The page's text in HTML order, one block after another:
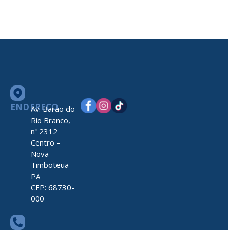
ENDEREÇO
Av. Barão do
Rio Branco,
nº 2312
Centro –
Nova
Timboteua –
PA
CEP: 68730-
000